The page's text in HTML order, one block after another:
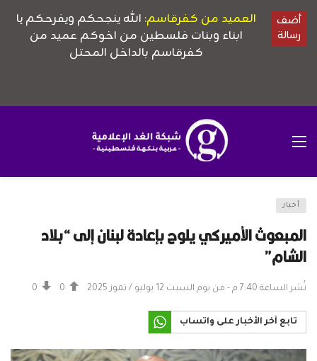
أخبار
المبعوث الأميركي يلوح بإعادة لبنان إلى “بلاد
الشام”
نُشر الساعة 7:40 م - من يوم السبت 12 يوليو / تموز 2025 0
0
تابع آخر الأخبار على واتساب